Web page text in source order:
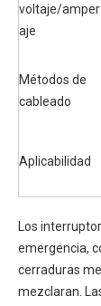
voltaje/amper
aje
Métodos de
cableado
Aplicabilidad
Los
emergencia,
cerraduras
mezclaran.